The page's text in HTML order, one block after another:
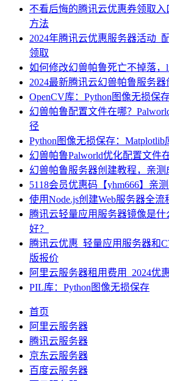
不看后悔的腾讯云优惠券领取
方法
2024年腾讯云优惠服务器活动_
领取
如何修改幻兽帕鲁死亡不掉落，
2024最新腾讯云幻兽帕鲁服务器
OpenCV库：Python图像无损保
幻兽帕鲁配置文件在哪？
径
Python图像无损保存：Matplotlib
幻兽帕鲁Palworld优化配置文件
幻兽帕鲁服务器创建教程，亲测
5118会员优惠码【yhm666】亲
使用Node.js创建Web服务器全流
腾讯云轻量应用服务器镜像是
好？
腾讯云优惠_轻量应用服务器和
版报价
阿里云服务器租用费用_2024优
PIL库：Python图像无损保存
首页
阿里云服务器
腾讯云服务器
京东云服务器
百度云服务器